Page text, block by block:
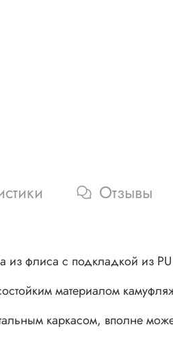
Отзывы
из флиса с подкладкой из
материалом
каркасом, вполне